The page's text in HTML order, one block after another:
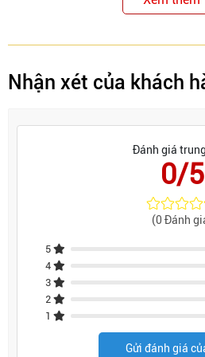
Bạn có thể muốn mua
????Hotline: Zalo
Nhận xét của khách
Đánh giá
0/5
(0 Đánh
5
4
3
2
1
Gửi đánh giá